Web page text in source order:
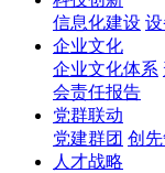
信息化建设
企业文化
企业文化体系
会责任报告
党群联动
党建群团 创
人才战略